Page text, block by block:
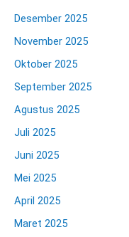
Desember 2025
November 2025
Oktober 2025
September 2025
Agustus 2025
Juli 2025
Juni 2025
Mei 2025
April 2025
Maret 2025